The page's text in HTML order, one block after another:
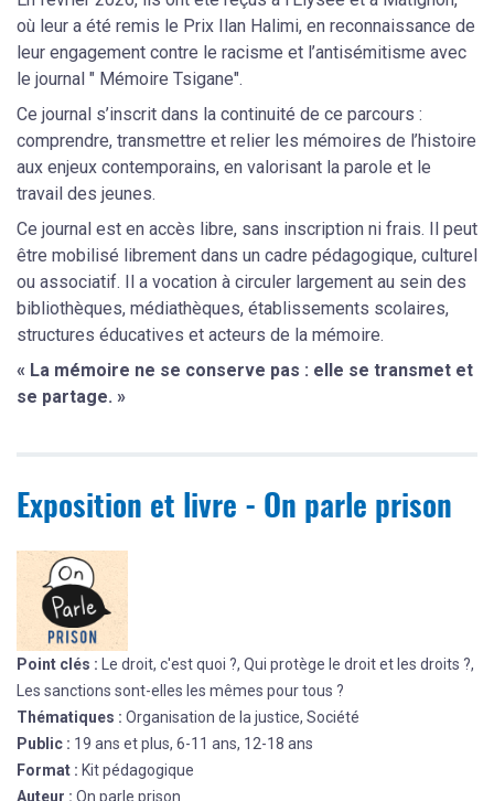
où leur a été remis le Prix Ilan Halimi, en reconnaissance de
leur engagement contre le racisme et l’antisémitisme avec
le journal " Mémoire Tsigane".
Ce journal s’inscrit dans la continuité de ce parcours :
comprendre, transmettre et relier les mémoires de l’histoire
aux enjeux contemporains, en valorisant la parole et le
travail des jeunes.
Ce journal est en accès libre, sans inscription ni frais. Il peut
être mobilisé librement dans un cadre pédagogique, culturel
ou associatif. Il a vocation à circuler largement au sein des
bibliothèques, médiathèques, établissements scolaires,
structures éducatives et acteurs de la mémoire.
« La mémoire ne se conserve pas : elle se transmet et
se partage. »
Exposition et livre - On parle prison
Point clés : Le droit, c'est quoi ?, Qui protège le droit et les droits ?,
Les sanctions sont-elles les mêmes pour tous ?
Thématiques : Organisation de la justice, Société
Public : 19 ans et plus, 6-11 ans, 12-18 ans
Format : Kit pédagogique
Auteur : On parle prison